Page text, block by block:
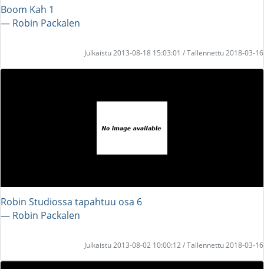
Boom Kah 1
― Robin Packalen
Julkaistu 2013-08-18 15:03:01 / Tallennettu 2018-03-16
Robin Studiossa tapahtuu osa 6
― Robin Packalen
Julkaistu 2013-08-02 10:00:12 / Tallennettu 2018-03-16